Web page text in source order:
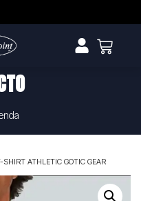
ATHLETIC GOTIC GEAR